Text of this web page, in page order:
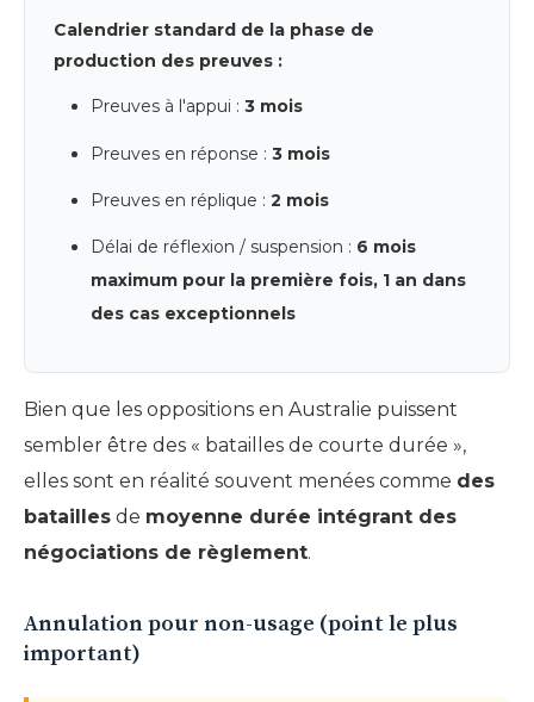
Calendrier standard de la phase de
production des preuves :
Preuves à l'appui :3 mois
Preuves en réponse :3 mois
Preuves en réplique :2 mois
Délai de réflexion / suspension : 6 mois
maximum pour la première fois, 1 an dans
des cas exceptionnels
Bien que les oppositions en Australie puissent
sembler être des « batailles de courte durée »,
elles sont en réalité souvent menées comme des
batailles de moyenne durée intégrant des
négociations de règlement.
Annulation pour non-usage (point le plus
important)